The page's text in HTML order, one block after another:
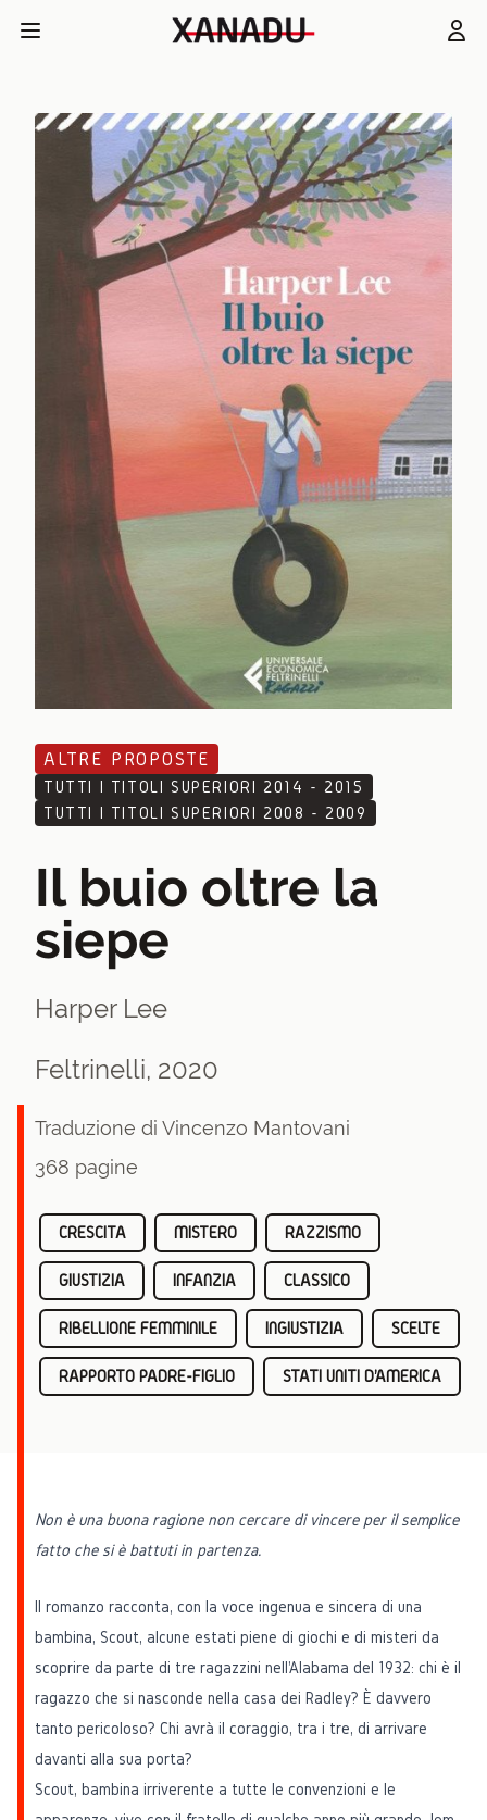
ALTRE PROPOSTE
TUTTI I TITOLI SUPERIORI 2014 - 2015
TUTTI I TITOLI SUPERIORI 2008 - 2009
Il buio oltre la
siepe
Harper Lee
Feltrinelli, 2020
Traduzione di Vincenzo Mantovani
368 pagine
CRESCITA MISTERO RAZZISMO
GIUSTIZIA INFANZIA CLASSICO
RIBELLIONE FEMMINILE INGIUSTIZIA SCELTE
RAPPORTO PADRE-FIGLIO STATI UNITI D'AMERICA
Non è una buona ragione non cercare di vincere per il semplice
fatto che si è battuti in partenza.
Il romanzo racconta, con la voce ingenua e sincera di una
bambina, Scout, alcune estati piene di giochi e di misteri da
scoprire da parte di tre ragazzini nell'Alabama del 1932: chi è il
ragazzo che si nasconde nella casa dei Radley? È davvero
tanto pericoloso? Chi avrà il coraggio, tra i tre, di arrivare
davanti alla sua porta?
Scout, bambina irriverente a tutte le convenzioni e le